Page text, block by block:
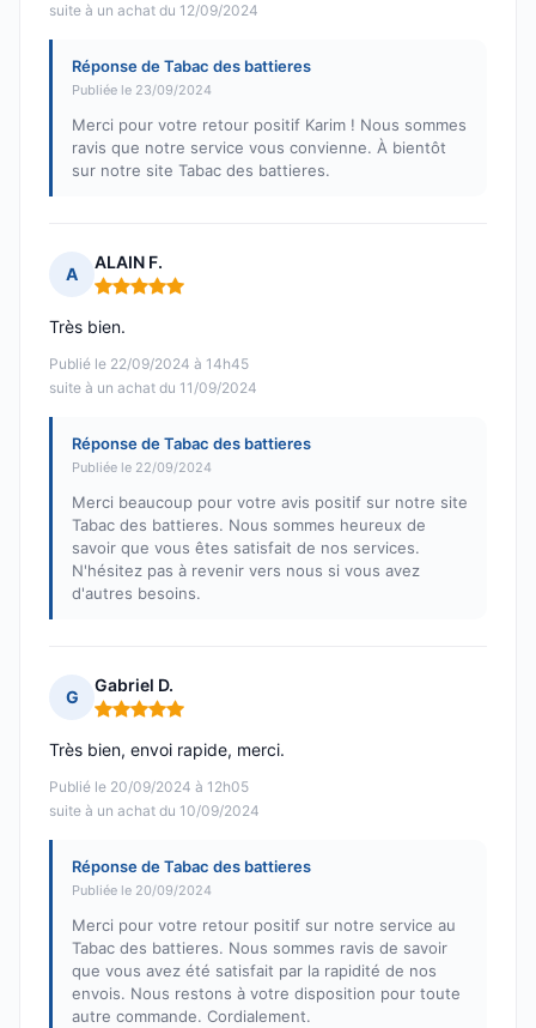
suite à un achat du 12/09/2024
Réponse de Tabac des battieres
Publiée le 23/09/2024
Merci pour votre retour positif Karim ! Nous sommes
ravis que notre service vous convienne. À bientôt
sur notre site Tabac des battieres.
A
ALAIN F.
Note : 5 sur 5
Publié le 22/09/2024 à 14h45
suite à un achat du 11/09/2024
Très bien.
Réponse de Tabac des battieres
Publiée le 22/09/2024
Merci beaucoup pour votre avis positif sur notre site
Tabac des battieres. Nous sommes heureux de
savoir que vous êtes satisfait de nos services.
N'hésitez pas à revenir vers nous si vous avez
d'autres besoins.
G
Gabriel D.
Note : 5 sur 5
Publié le 20/09/2024 à 12h05
suite à un achat du 10/09/2024
Très bien, envoi rapide, merci.
Réponse de Tabac des battieres
Publiée le 20/09/2024
Merci pour votre retour positif sur notre service au
Tabac des battieres. Nous sommes ravis de savoir
que vous avez été satisfait par la rapidité de nos
envois. Nous restons à votre disposition pour toute
autre commande. Cordialement.